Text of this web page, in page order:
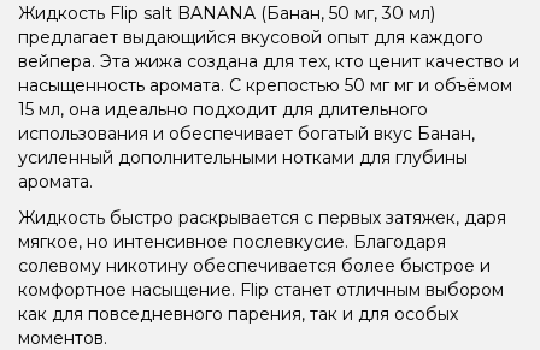
Жидкость Flip salt BANANA (Банан, 50 мг, 30 мл)
предлагает выдающийся вкусовой опыт для каждого
вейпера. Эта жижа создана для тех, кто ценит качество и
насыщенность аромата. С крепостью 50 мг мг и объёмом
15 мл, она идеально подходит для длительного
использования и обеспечивает богатый вкус Банан,
усиленный дополнительными нотками для глубины
аромата.
Жидкость быстро раскрывается с первых затяжек, даря
мягкое, но интенсивное послевкусие. Благодаря
солевому никотину обеспечивается более быстрое и
комфортное насыщение. Flip станет отличным выбором
как для повседневного парения, так и для особых
моментов.